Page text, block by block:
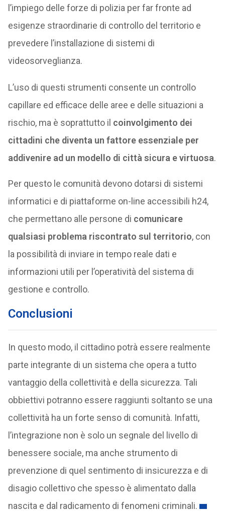
l’impiego delle forze di polizia per far fronte ad
esigenze straordinarie di controllo del territorio e
prevedere l’installazione di sistemi di
videosorveglianza.
L’uso di questi strumenti consente un controllo
capillare ed efficace delle aree e delle situazioni a
rischio, ma è soprattutto il coinvolgimento dei
cittadini che diventa un fattore essenziale per
addivenire ad un modello di città sicura e virtuosa.
Per questo le comunità devono dotarsi di sistemi
informatici e di piattaforme on-line accessibili h24,
che permettano alle persone di comunicare
qualsiasi problema riscontrato sul territorio, con
la possibilità di inviare in tempo reale dati e
informazioni utili per l’operatività del sistema di
gestione e controllo.
Conclusioni
In questo modo, il cittadino potrà essere realmente
parte integrante di un sistema che opera a tutto
vantaggio della collettività e della sicurezza. Tali
obbiettivi potranno essere raggiunti soltanto se una
collettività ha un forte senso di comunità. Infatti,
l’integrazione non è solo un segnale del livello di
benessere sociale, ma anche strumento di
prevenzione di quel sentimento di insicurezza e di
disagio collettivo che spesso è alimentato dalla
nascita e dal radicamento di fenomeni criminali.